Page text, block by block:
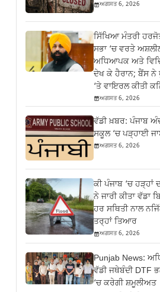
ਅਗਸਤ 6, 2026
ਸਿੱਖਿਆ ਮੰਤਰੀ
ਸਭਾ ‘ਚ ਵਰਤੇ
ਅਧਿਆਪਕ ਅਤੇ
ਦੇਖ ਕੇ ਹੈਰਾਨ; ਬੈਂਸ ਨੇ
‘ਤੇ ਵਾਇਰਲ ਕੀਤੀ
ਅਗਸਤ 6, 2026
ਵੱਡੀ ਖ਼ਬਰ: ਪੰਜਾਬ
ਸਕੂਲ ‘ਚ ਪੜ੍ਹਾਈ
ਅਗਸਤ 6, 2026
ਕੀ ਪੰਜਾਬ ‘ਚ ਹੜ੍ਹਾਂ
ਨੇ ਜਾਰੀ ਕੀਤਾ ਵੱਡਾ
ਹਰ ਸਥਿਤੀ ਨਾਲ
ਤਰ੍ਹਾਂ ਤਿਆਰ
ਅਗਸਤ 6, 2026
Punjab News:
ਵੱਡੀ ਜਥੇਬੰਦੀ DTF
‘ਚ ਕਰੇਗੀ ਸ਼ਮੂਲੀਅਤ